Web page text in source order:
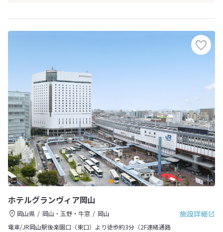
ホテルグランヴィア岡山
施設詳細
岡山県 岡山・玉野・牛窓
岡山
電車/JR岡山駅後楽園口（東口）より徒歩約3分（2F連絡通路